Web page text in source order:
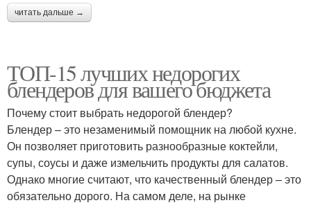
читать дальше →
ТОП-15 лучших недорогих
блендеров для вашего бюджета
Почему стоит выбрать недорогой блендер?
Блендер – это незаменимый помощник на любой кухне.
Он позволяет приготовить разнообразные коктейли,
супы, соусы и даже измельчить продукты для салатов.
Однако многие считают, что качественный блендер – это
обязательно дорого. На самом деле, на рынке